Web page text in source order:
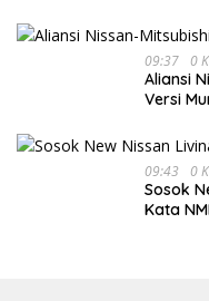
09:37 0
Aliansi
Versi
09:43
0
Sosok
Kata